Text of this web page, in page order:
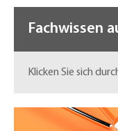
Fachwissen
Klicken Sie sich